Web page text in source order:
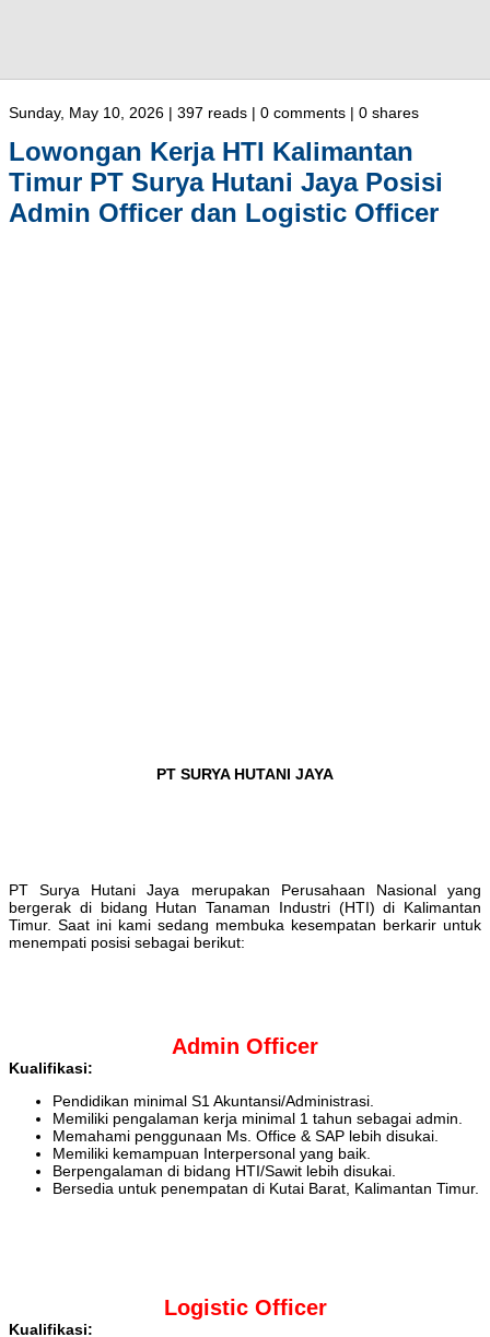
Sunday, May 10, 2026 | 397 reads | 0 comments | 0 shares
Lowongan Kerja HTI Kalimantan
Timur PT Surya Hutani Jaya Posisi
Admin Officer dan Logistic Officer
PT SURYA HUTANI JAYA
PT Surya Hutani Jaya merupakan Perusahaan Nasional yang
bergerak di bidang Hutan Tanaman Industri (HTI) di Kalimantan
Timur. Saat ini kami sedang membuka kesempatan berkarir untuk
menempati posisi sebagai berikut:
Admin Officer
Kualifikasi:
Pendidikan minimal S1 Akuntansi/Administrasi.
Memiliki pengalaman kerja minimal 1 tahun sebagai admin.
Memahami penggunaan Ms. Office & SAP lebih disukai.
Memiliki kemampuan Interpersonal yang baik.
Berpengalaman di bidang HTI/Sawit lebih disukai.
Bersedia untuk penempatan di Kutai Barat, Kalimantan Timur.
Logistic Officer
Kualifikasi: